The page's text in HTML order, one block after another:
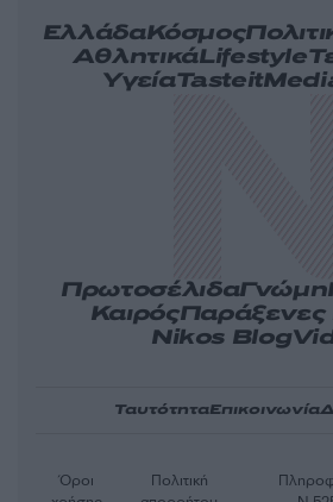
ΕλλάδαΚόσμος
ΑθλητικάLifestyle
ΥγείαTasteit
ΠρωτοσέλιδαΓνώμη
ΚαιρόςΠαράξενες
Nikos Blog
ΤαυτότηταΕπικοινωνία
Όροι
Πολιτική